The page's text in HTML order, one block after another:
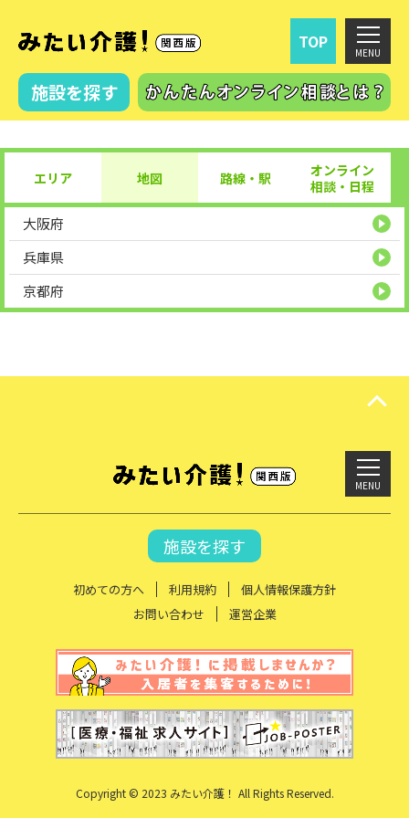
TOP
施設を探す
MENU
エリア 地図 路線・駅
オンライン
相談 ・ 日程
関西
大阪府
兵庫県
京都府
MENU
施設を探す
初めての方へ 利用規約
個人情報保護方針
お問い合わせ
運営企業
Copyright © 2023 みたい介護！ All Rights Reserved.